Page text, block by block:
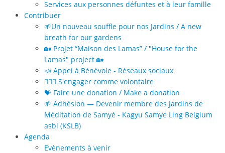
Services aux personnes défuntes et à leur famille
Contribuer
🌱Un nouveau souffle pour nos Jardins / A new
breath for our gardens
🏡 Projet “Maison des Lamas” / "House for the
Lamas" project 🏡
📣 Appel à Bénévole - Réseaux sociaux
🙋🏻‍♀️ S'engager comme volontaire
💝 Faire une donation / Make a donation
🌱 Adhésion — Devenir membre des Jardins de
Méditation de Samyé - Kagyu Samye Ling Belgium
asbl (KSLB)
Agenda
Evènements à venir